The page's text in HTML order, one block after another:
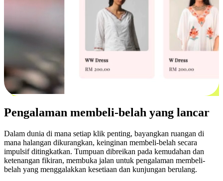
Pengalaman membeli-belah yang lancar
Dalam dunia di mana setiap klik penting, bayangkan ruangan di
mana halangan dikurangkan, keinginan membeli-belah secara
impulsif ditingkatkan. Tumpuan dibreikan pada kemudahan dan
ketenangan fikiran, membuka jalan untuk pengalaman membeli-
belah yang menggalakkan kesetiaan dan kunjungan berulang.